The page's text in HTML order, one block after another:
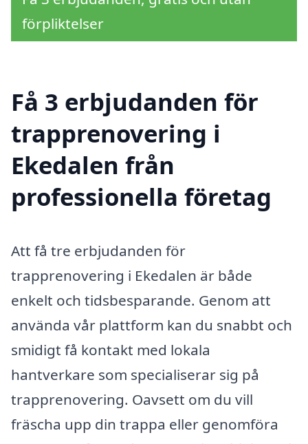
förpliktelser
Få 3 erbjudanden för
trapprenovering i
Ekedalen från
professionella företag
Att få tre erbjudanden för
trapprenovering i Ekedalen är både
enkelt och tidsbesparande. Genom att
använda vår plattform kan du snabbt och
smidigt få kontakt med lokala
hantverkare som specialiserar sig på
trapprenovering. Oavsett om du vill
fräscha upp din trappa eller genomföra